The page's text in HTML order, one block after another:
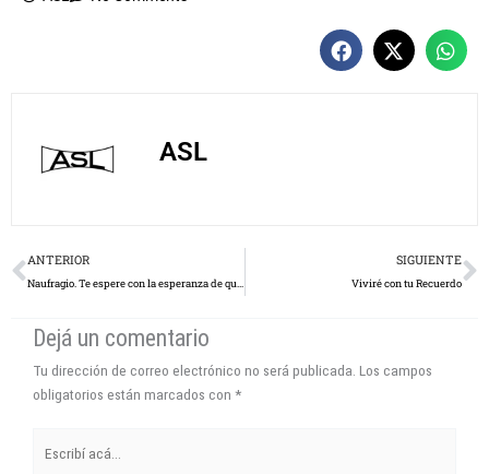
ASL
Prev
ANTERIOR
Naufragio. Te espere con la esperanza de que no vinieras
SIGUIENTE
Viviré con tu Recuerdo
Dejá un comentario
Tu dirección de correo electrónico no será publicada. Los campos
obligatorios están marcados con *
acá...